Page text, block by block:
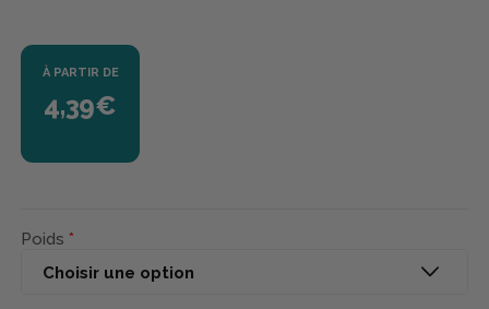
À PARTIR DE
4,39€
Poids